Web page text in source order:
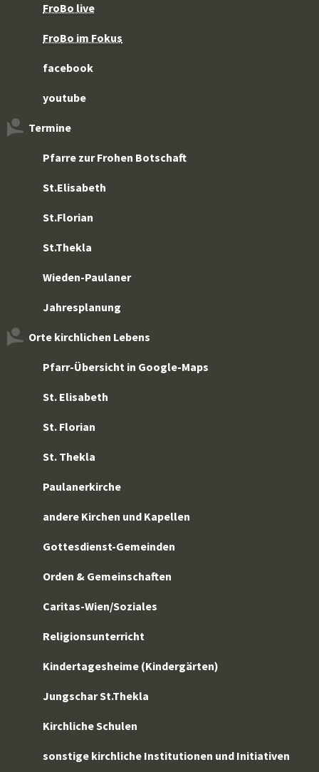
FroBo live
FroBo im Fokus
facebook
youtube
Termine
Pfarre zur Frohen Botschaft
St.Elisabeth
St.Florian
St.Thekla
Wieden-Paulaner
Jahresplanung
Orte kirchlichen Lebens
Pfarr-Übersicht in Google-Maps
St. Elisabeth
St. Florian
St. Thekla
Paulanerkirche
andere Kirchen und Kapellen
Gottesdienst-Gemeinden
Orden & Gemeinschaften
Caritas-Wien/Soziales
Religionsunterricht
Kindertagesheime (Kindergärten)
Jungschar St.Thekla
Kirchliche Schulen
sonstige kirchliche Institutionen und Initiativen